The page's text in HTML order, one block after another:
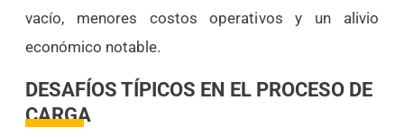
vacío, menores costos operativos y un alivio
económico notable.
DESAFÍOS TÍPICOS EN EL PROCESO DE
CARGA